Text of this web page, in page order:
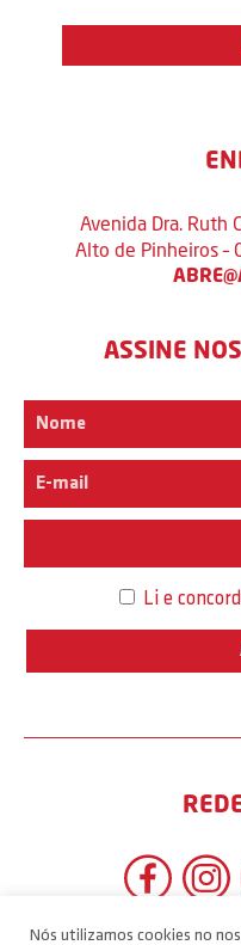
Avenida Dra. Ruth
Alto de Pinheiros –
ASSINE
Li e
Nós utilizamos cookies no